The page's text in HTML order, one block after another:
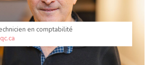
en comptabilité